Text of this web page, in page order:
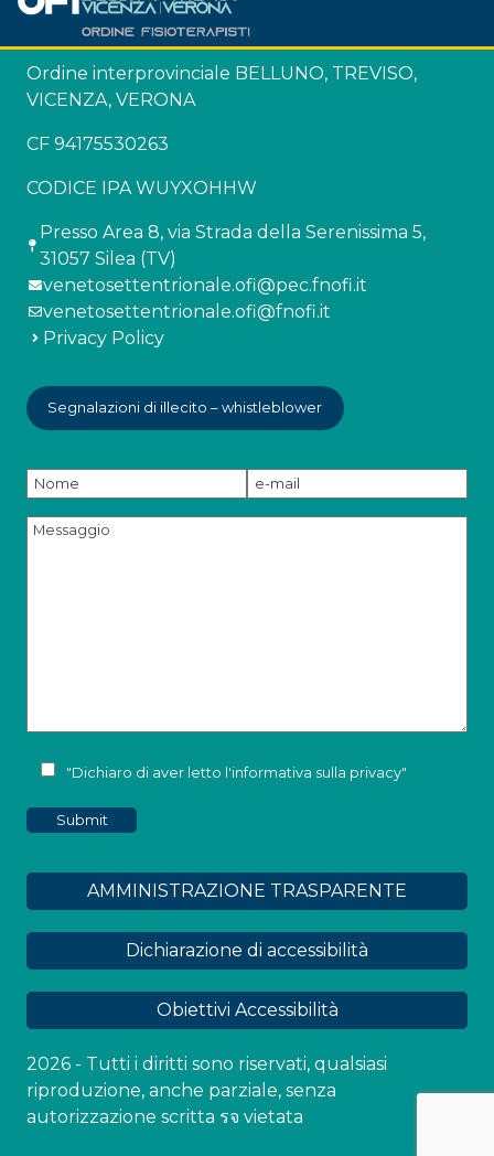
Ordine interprovinciale BELLUNO, TREVISO,
VICENZA, VERONA
CF 94175530263
CODICE IPA WUYXOHHW
Presso Area 8, via Strada della Serenissima 5,
31057 Silea (TV)
venetosettentrionale.ofi@pec.fnofi.it
venetosettentrionale.ofi@fnofi.it
Privacy Policy
Segnalazioni di illecito – whistleblower
"Dichiaro di aver letto l'informativa sulla privacy"
AMMINISTRAZIONE TRASPARENTE
Dichiarazione di accessibilità
Obiettivi Accessibilità
2026 - Tutti i diritti sono riservati, qualsiasi
riproduzione, anche parziale, senza
autorizzazione scritta รจ vietata